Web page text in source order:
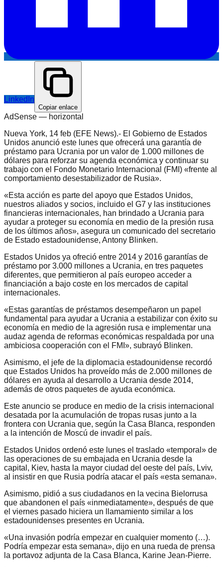
LinkedIn
Copiar enlace
AdSense — horizontal
Nueva York, 14 feb (EFE News).- El Gobierno de Estados
Unidos anunció este lunes que ofrecerá una garantía de
préstamo para Ucrania por un valor de 1.000 millones de
dólares para reforzar su agenda económica y continuar su
trabajo con el Fondo Monetario Internacional (FMI) «frente al
comportamiento desestabilizador de Rusia».
«Esta acción es parte del apoyo que Estados Unidos,
nuestros aliados y socios, incluido el G7 y las instituciones
financieras internacionales, han brindado a Ucrania para
ayudar a proteger su economía en medio de la presión rusa
de los últimos años», asegura un comunicado del secretario
de Estado estadounidense, Antony Blinken.
Estados Unidos ya ofreció entre 2014 y 2016 garantías de
préstamo por 3.000 millones a Ucrania, en tres paquetes
diferentes, que permitieron al país europeo acceder a
financiación a bajo coste en los mercados de capital
internacionales.
«Estas garantías de préstamos desempeñaron un papel
fundamental para ayudar a Ucrania a estabilizar con éxito su
economía en medio de la agresión rusa e implementar una
audaz agenda de reformas económicas respaldada por una
ambiciosa cooperación con el FMI», subrayó Blinken.
Asimismo, el jefe de la diplomacia estadounidense recordó
que Estados Unidos ha proveído más de 2.000 millones de
dólares en ayuda al desarrollo a Ucrania desde 2014,
además de otros paquetes de ayuda económica.
Este anuncio se produce en medio de la crisis internacional
desatada por la acumulación de tropas rusas junto a la
frontera con Ucrania que, según la Casa Blanca, responden
a la intención de Moscú de invadir el país.
Estados Unidos ordenó este lunes el traslado «temporal» de
las operaciones de su embajada en Ucrania desde la
capital, Kiev, hasta la mayor ciudad del oeste del país, Lviv,
al insistir en que Rusia podría atacar el país «esta semana».
Asimismo, pidió a sus ciudadanos en la vecina Bielorrusa
que abandonen el país «inmediatamente», después de que
el viernes pasado hiciera un llamamiento similar a los
estadounidenses presentes en Ucrania.
«Una invasión podría empezar en cualquier momento (…).
Podría empezar esta semana», dijo en una rueda de prensa
la portavoz adjunta de la Casa Blanca, Karine Jean-Pierre.